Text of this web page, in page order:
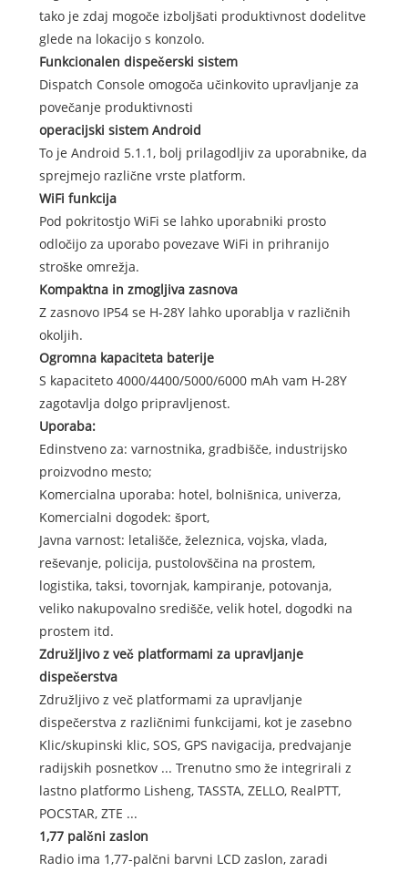
tako je zdaj mogoče izboljšati produktivnost dodelitve
glede na lokacijo s konzolo.
Funkcionalen dispečerski sistem
Dispatch Console omogoča učinkovito upravljanje za
povečanje produktivnosti
operacijski sistem Android
To je Android 5.1.1, bolj prilagodljiv za uporabnike, da
sprejmejo različne vrste platform.
WiFi funkcija
Pod pokritostjo WiFi se lahko uporabniki prosto
odločijo za uporabo povezave WiFi in prihranijo
stroške omrežja.
Kompaktna in zmogljiva zasnova
Z zasnovo IP54 se H-28Y lahko uporablja v različnih
okoljih.
Ogromna kapaciteta baterije
S kapaciteto 4000/4400/5000/6000 mAh vam H-28Y
zagotavlja dolgo pripravljenost.
Uporaba:
Edinstveno za: varnostnika, gradbišče, industrijsko
proizvodno mesto;
Komercialna uporaba: hotel, bolnišnica, univerza,
Komercialni dogodek: šport,
Javna varnost: letališče, železnica, vojska, vlada,
reševanje, policija, pustolovščina na prostem,
logistika, taksi, tovornjak, kampiranje, potovanja,
veliko nakupovalno središče, velik hotel, dogodki na
prostem itd.
Združljivo z več platformami za upravljanje
dispečerstva
Združljivo z več platformami za upravljanje
dispečerstva z različnimi funkcijami, kot je zasebno
Klic/skupinski klic, SOS, GPS navigacija, predvajanje
radijskih posnetkov ... Trenutno smo že integrirali z
lastno platformo Lisheng, TASSTA, ZELLO, RealPTT,
POCSTAR, ZTE ...
1,77 palčni zaslon
Radio ima 1,77-palčni barvni LCD zaslon, zaradi